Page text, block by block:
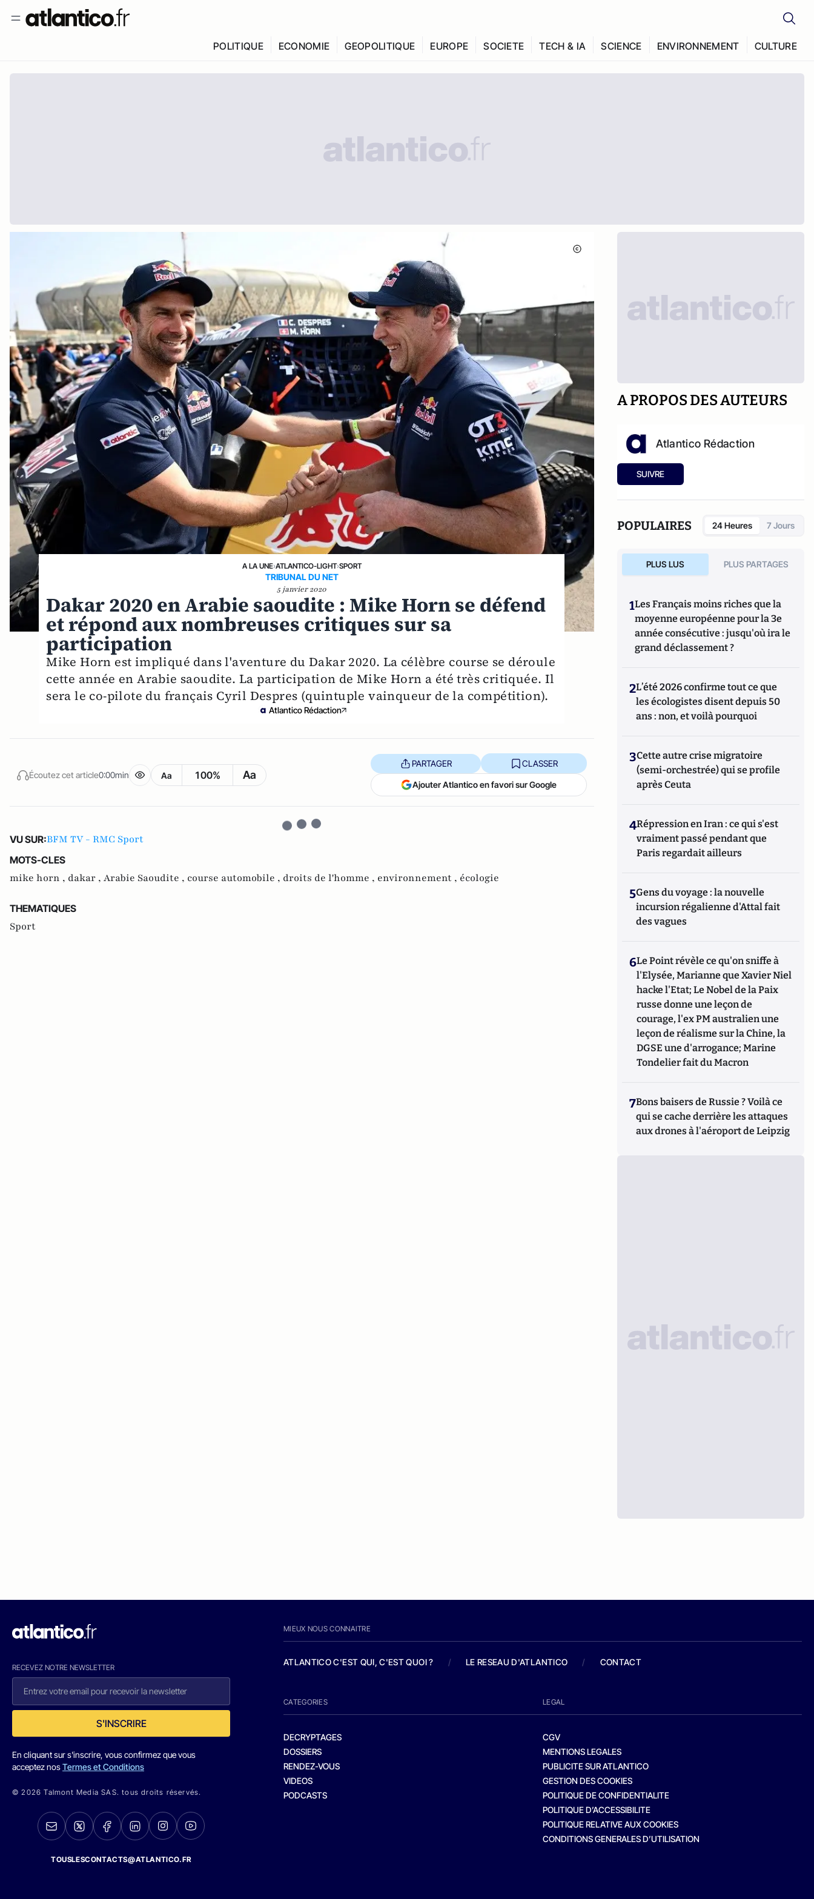
POLITIQUE ECONOMIE GEOPOLITIQUE EUROPE SOCIETE TECH & IA SCIENCE ENVIRONNEMENT CULTURE
A LA UNE›ATLANTICO-LIGHT›SPORT
TRIBUNAL DU NET
5 janvier 2020
Dakar 2020 en Arabie saoudite : Mike Horn se défend
et répond aux nombreuses critiques sur sa
participation
Mike Horn est impliqué dans l'aventure du Dakar 2020. La célèbre course se déroule
cette année en Arabie saoudite. La participation de Mike Horn a été très critiquée. Il
sera le co-pilote du français Cyril Despres (quintuple vainqueur de la compétition).
Atlantico Rédaction
Écoutez cet article0:00min Aa 100% Aa
PARTAGER CLASSER
Ajouter Atlantico en favori sur Google
VU SUR:BFM TV - RMC Sport
MOTS-CLES
mike horn , dakar , Arabie Saoudite , course automobile , droits de l'homme , environnement , écologie
THEMATIQUES
Sport
A PROPOS DES AUTEURS
Atlantico Rédaction
SUIVRE
POPULAIRES 24 Heures 7 Jours
PLUS LUS PLUS PARTAGES
1Les Français moins riches que la
moyenne européenne pour la 3e
année consécutive : jusqu'où ira le
grand déclassement ?
2L’été 2026 confirme tout ce que
les écologistes disent depuis 50
ans : non, et voilà pourquoi
3Cette autre crise migratoire
(semi-orchestrée) qui se profile
après Ceuta
4Répression en Iran : ce qui s'est
vraiment passé pendant que
Paris regardait ailleurs
5Gens du voyage : la nouvelle
incursion régalienne d'Attal fait
des vagues
6Le Point révèle ce qu'on sniffe à
l'Elysée, Marianne que Xavier Niel
hacke l'Etat; Le Nobel de la Paix
russe donne une leçon de
courage, l'ex PM australien une
leçon de réalisme sur la Chine, la
DGSE une d'arrogance; Marine
Tondelier fait du Macron
7Bons baisers de Russie ? Voilà ce
qui se cache derrière les attaques
aux drones à l'aéroport de Leipzig
RECEVEZ NOTRE NEWSLETTER
S'INSCRIRE
En cliquant sur s'inscrire, vous confirmez que vous
acceptez nosTermes et Conditions
© 2026 Talmont Media SAS. tous droits réservés.
TOUSLESCONTACTS@ATLANTICO.FR
MIEUX NOUS CONNAITRE
ATLANTICO C'EST QUI, C'EST QUOI ? / LE RESEAU D'ATLANTICO / CONTACT
CATEGORIES
DECRYPTAGES
DOSSIERS
RENDEZ-VOUS
VIDEOS
PODCASTS
LEGAL
CGV
MENTIONS LEGALES
PUBLICITE SUR ATLANTICO
GESTION DES COOKIES
POLITIQUE DE CONFIDENTIALITE
POLITIQUE D’ACCESSIBILITE
POLITIQUE RELATIVE AUX COOKIES
CONDITIONS GENERALES D’UTILISATION